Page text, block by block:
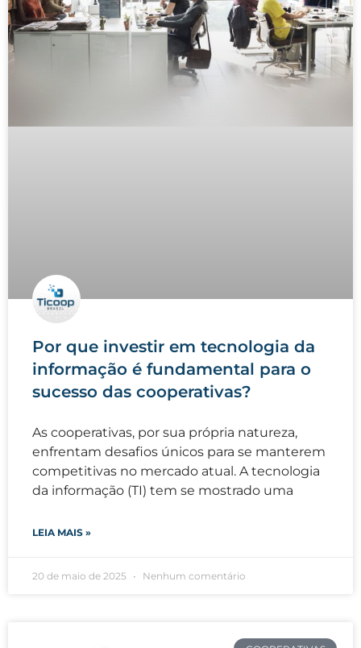
Por que investir em tecnologia da
informação é fundamental para o
sucesso das cooperativas?
As cooperativas, por sua própria natureza,
enfrentam desafios únicos para se manterem
competitivas no mercado atual. A tecnologia
da informação (TI) tem se mostrado uma
LEIA MAIS »
20 de maio de 2025 Nenhum comentário